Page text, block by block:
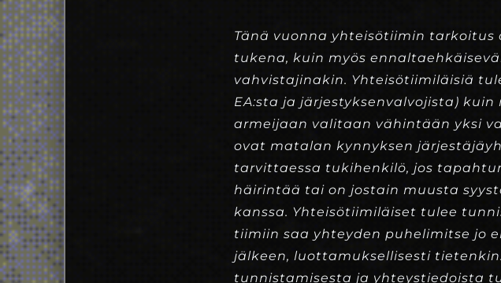
Tänä vuonna yhteisötiimin
tukena, kuin myös
vahvistajinakin. Yhteisötiimiläisiä
EA:sta ja järjestyksenvalvojista)
armeijaan valitaan vähintään yksi
ovat matalan kynnyksen
tarvittaessa tukihenkilö, jos
häirintää tai on jostain muusta
kanssa. Yhteisötiimiläiset tulee
tiimiin saa yhteyden puhelimitse jo
jälkeen, luottamuksellisesti
tunnistamisesta ja yhteystiedoista